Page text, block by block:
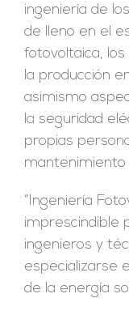
ingeniería de
de lleno en el
fotovoltaica,
la producción
asimismo
la seguridad
propias
mantenimiento
“Ingeniería
imprescindible
ingenieros y
especializarse
de la energía